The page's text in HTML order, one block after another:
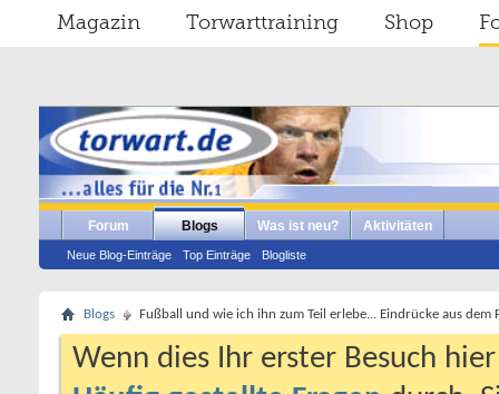
Magazin Torwarttraining Shop
Forum Blogs
Neue Blog-Einträge Top Einträge Blogliste
Was ist neu? Aktivitäten
Blogs Fußball und wie ich ihn zum Teil erlebe... Eindrücke aus
Wenn dies Ihr erster Besuch